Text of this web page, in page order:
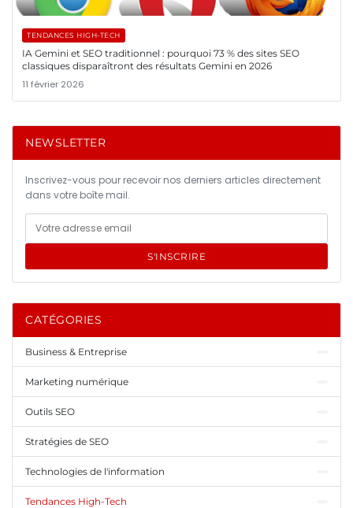
TENDANCES HIGH-TECH
IA Gemini et SEO traditionnel : pourquoi 73 % des sites SEO
classiques disparaîtront des résultats Gemini en 2026
11 février 2026
NEWSLETTER
Inscrivez-vous pour recevoir nos derniers articles directement
dans votre boîte mail.
S'INSCRIRE
CATÉGORIES
Business & Entreprise
Marketing numérique
Outils SEO
Stratégies de SEO
Technologies de l'information
Tendances High-Tech